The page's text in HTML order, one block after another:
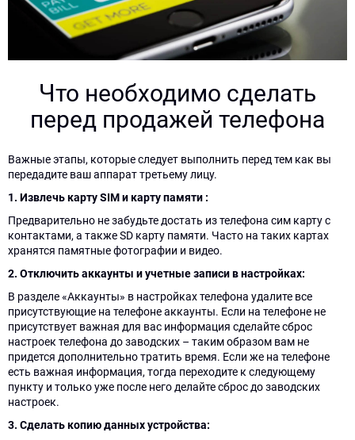
Что необходимо сделать
перед продажей телефона
Важные этапы, которые следует выполнить перед тем как вы
передадите ваш аппарат третьему лицу.
1. Извлечь карту SIM и карту памяти :
Предварительно не забудьте достать из телефона сим карту с
контактами, а также SD карту памяти. Часто на таких картах
хранятся памятные фотографии и видео.
2. Отключить аккаунты и учетные записи в настройках:
В разделе «Аккаунты» в настройках телефона удалите все
присутствующие на телефоне аккаунты. Если на телефоне не
присутствует важная для вас информация сделайте сброс
настроек телефона до заводских – таким образом вам не
придется дополнительно тратить время. Если же на телефоне
есть важная информация, тогда переходите к следующему
пункту и только уже после него делайте сброс до заводских
настроек.
3. Сделать копию данных устройства:
Имя
Телефон
для
отправки
отключите
данный
квадратик
Нажимая
кнопку
согласие
Имя
Телефон
для
отправки
отключите
данный
квадратик
Нажимая
кнопку
даю
вами
в
время!
отправки
формы
необходимо
над
кнопкой